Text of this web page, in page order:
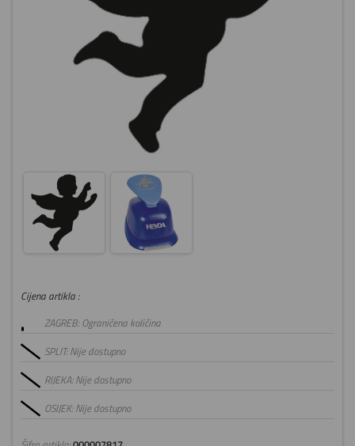
Cijena artikla :
ZAGREB: Ograničena količina
SPLIT: Nije dostupno
RIJEKA: Nije dostupno
OSIJEK: Nije dostupno